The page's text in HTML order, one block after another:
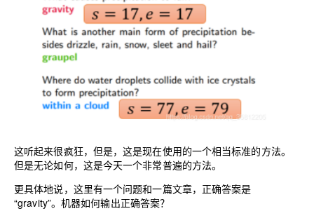
这听起来很疯狂，但是，这是现在使用的一个相当标准的方法。
但是无论如何，这是今天一个非常普遍的方法。
更具体地说，这里有一个问题和一篇文章，正确答案是
“gravity”。机器如何输出正确答案？